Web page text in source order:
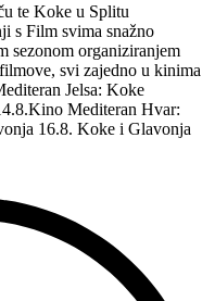
te Koke u Splitu
s Film svima snažno
sezonom organiziranjem
svi zajedno u kinima
Jelsa: Koke
Mediteran Hvar:
16.8. Koke i Glavonja